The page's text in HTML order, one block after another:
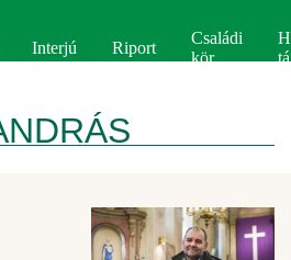
Interjú Riport
Családi
kör